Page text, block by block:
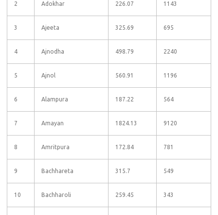
2 Adokhar 226.07 1143
3 Ajeeta 325.69 695
4 Ajnodha 498.79 2240
5 Ajnol 560.91 1196
6 Alampura 187.22 564
7 Amayan 1824.13 9120
8 Amritpura 172.84 781
9 Bachhareta 315.7 549
10 Bachharoli 259.45 343